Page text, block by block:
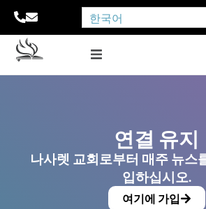
한국어
연결 유지
나사렛 교회로부터 매주 뉴스
입하십시오.
여기에 가입